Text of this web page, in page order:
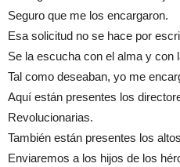
Seguro que me los encargaron.
Esa solicitud no se hace por
Se la escucha con el alma y con
Tal como deseaban, yo me
Aquí están presentes los
Revolucionarias.
También están presentes los
Enviaremos a los hijos de los